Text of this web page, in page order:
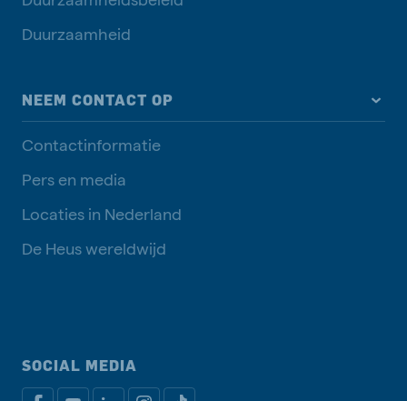
Duurzaamheid
NEEM CONTACT OP
Contactinformatie
Pers en media
Locaties in Nederland
De Heus wereldwijd
SOCIAL MEDIA